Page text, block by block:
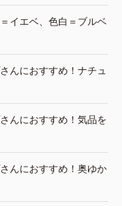
イエベ、色白＝ブルベ
んにおすすめ！ナチュ
んにおすすめ！気品を
んにおすすめ！奥ゆか